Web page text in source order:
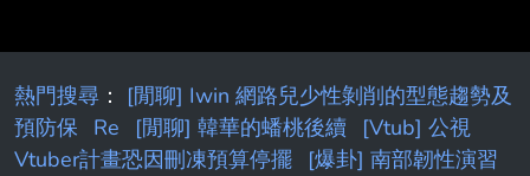
熱門搜尋 ： [閒聊] Iwin 網路兒少性剝削的型態趨勢及
預防保
Re [閒聊] 韓華的蟠桃後續
[Vtub] 公視
Vtuber計畫恐因刪凍預算停擺
[爆卦] 南部韌性演習